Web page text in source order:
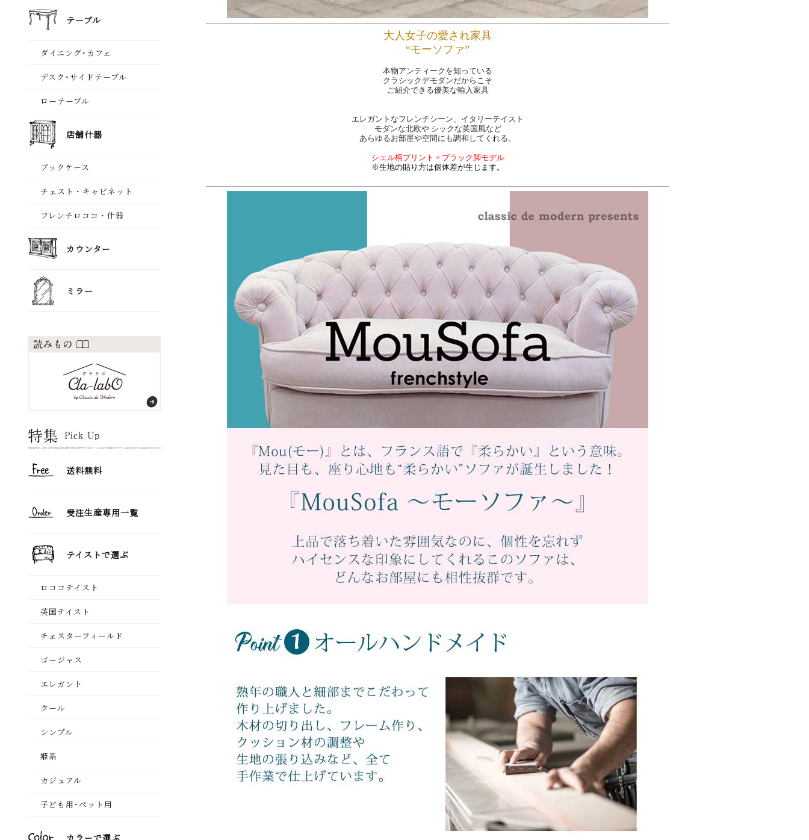
大人女子の愛され家具
“モーソファ”
本物アンティークを知っている
クラシックデモダンだからこそ
ご紹介できる優美な輸入家具
エレガントなフレンチシーン、イタリーテイスト
モダンな北欧や シックな英国風など
あらゆるお部屋や空間にも調和してくれる。
シェル柄プリント × ブラック脚モデル
※生地の貼り方は個体差が生じます。